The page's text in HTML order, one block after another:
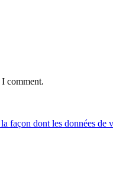
comment.
façon dont les données de